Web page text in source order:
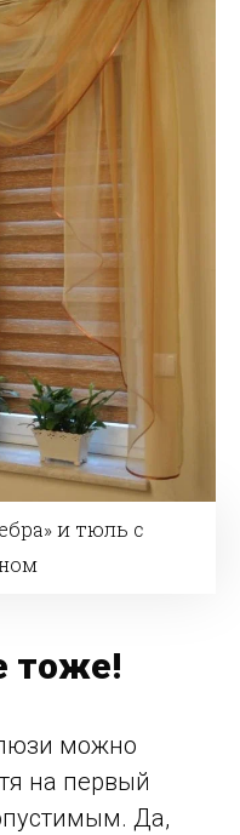
и тюль с
тоже!
можно
на первый
Да,